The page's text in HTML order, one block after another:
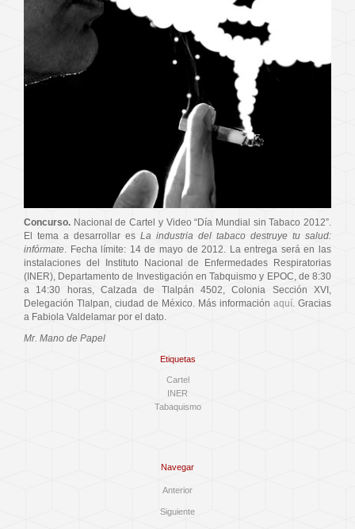
Concurso. Nacional de Cartel y Video “Día Mundial sin Tabaco 2012”.
El tema a desarrollar es La industria del tabaco destruye tu salud:
infórmate . Fecha límite: 14 de mayo de 2012. La entrega será en las
instalaciones del Instituto Nacional de Enfermedades Respiratorias
(INER), Departamento de Investigación en Tabquismo y EPOC, de 8:30
a 14:30 horas, Calzada de Tlalpán 4502, Colonia Sección XVI,
Delegación Tlalpan, ciudad de México. Más información aquí . Gracias
a Fabiola Valdelamar por el dato.
Mr. Mano de Papel
Etiquetas
Cartel
INER
Tabaquismo
Navegar
Anterior
Siguiente